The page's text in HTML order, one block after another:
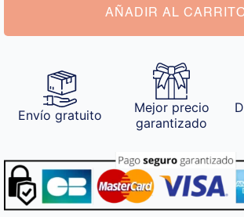
AÑADIR AL
Envío gratuito
Mejor precio
garantizado